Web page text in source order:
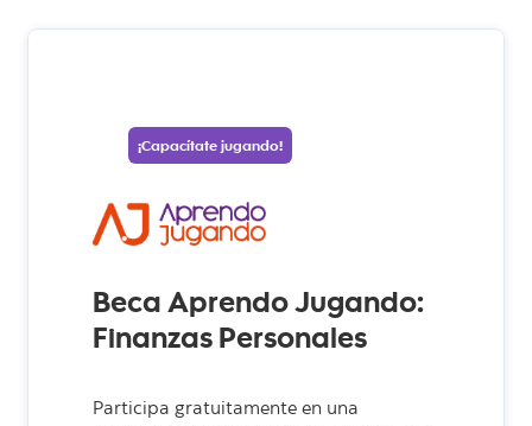
¡Capacítate jugando!
Beca Aprendo Jugando:
Finanzas Personales
Participa gratuitamente en una